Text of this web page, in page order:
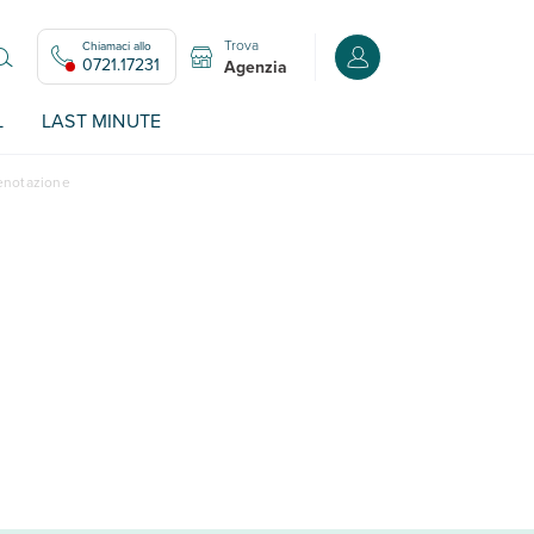
Chiamaci allo
0721.17231
Trova
Agenzia Accedi o registrati
LAST MINUTE